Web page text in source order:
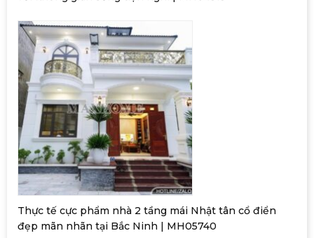
Thực tế cực phẩm nhà 2 tầng mái Nhật tân cổ điển
đẹp mãn nhãn tại Bắc Ninh | MH05740